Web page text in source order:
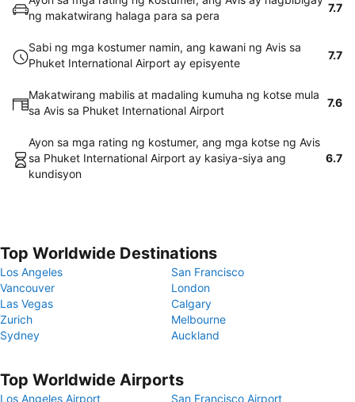
ng makatwirang halaga para sa pera
7.7
Sabi ng mga kostumer namin, ang kawani ng Avis sa
Phuket International Airport ay episyente
7.7
Makatwirang mabilis at madaling kumuha ng kotse mula
sa Avis sa Phuket International Airport
7.6
Ayon sa mga rating ng kostumer, ang mga kotse ng Avis
sa Phuket International Airport ay kasiya-siya ang
kundisyon
6.7
Top Worldwide Destinations
Los Angeles
San Francisco
Vancouver
London
Las Vegas
Calgary
Zurich
Melbourne
Sydney
Auckland
Top Worldwide Airports
Los Angeles Airport San Francisco Airport